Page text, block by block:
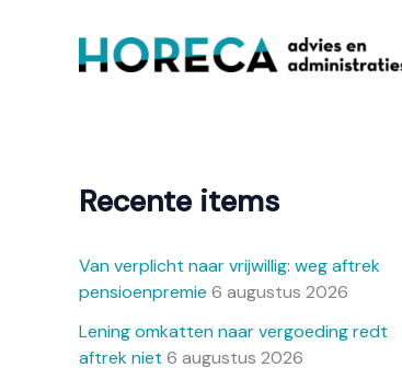
Recente items
Van verplicht naar vrijwillig: weg aftrek
pensioenpremie 6 augustus 2026
Lening omkatten naar vergoeding redt
aftrek niet 6 augustus 2026
e